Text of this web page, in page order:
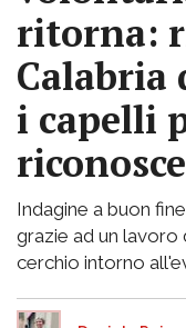
ritorna:
Calabria
i capelli
Indagine a buon
grazie ad un lavoro
cerchio intorno